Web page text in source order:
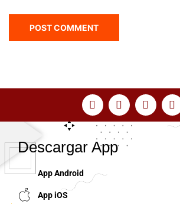
Descargar App
App Android
App iOS